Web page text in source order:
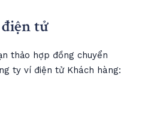
tử
thảo hợp đồng chuyển
ty ví điện tử Khách hàng: